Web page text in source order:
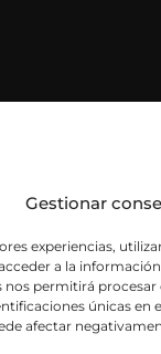
Gestionar
experiencias,
a la
nos permitirá
únicas en
afectar